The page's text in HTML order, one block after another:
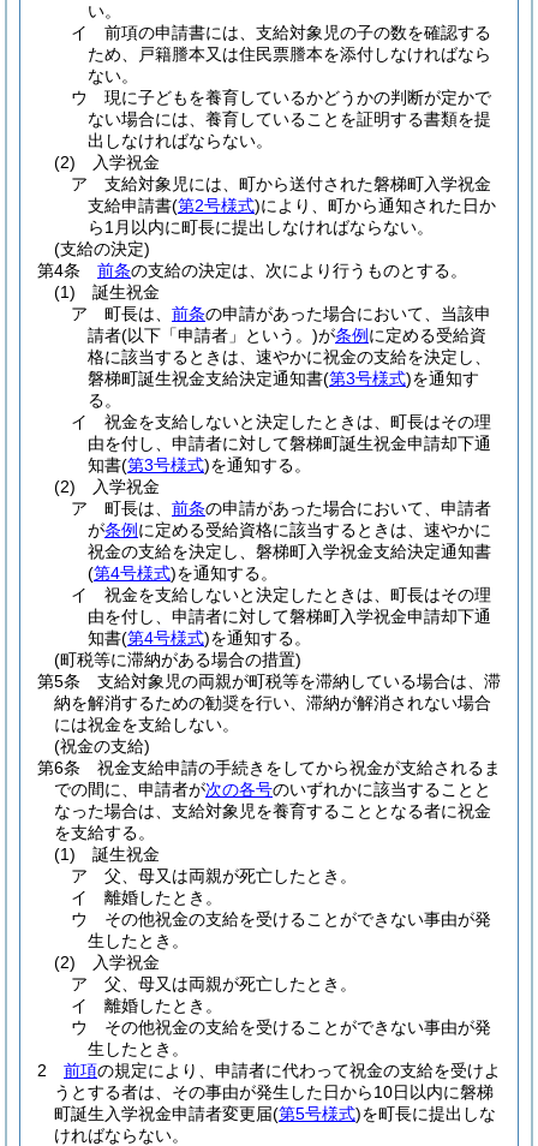
い。
イ
前項の申請書には、支給対象児の子の数を確認する
ため、戸籍謄本又は住民票謄本を添付しなければなら
ない。
ウ
現に子どもを養育しているかどうかの判断が定かで
ない場合には、養育していることを証明する書類を提
出しなければならない。
(2)
入学祝金
ア
支給対象児には、町から送付された磐梯町入学祝金
支給申請書(第2号様式)により、町から通知された日か
ら1月以内に町長に提出しなければならない。
(支給の決定)
第4条
前条の支給の決定は、次により行うものとする。
(1)
誕生祝金
ア
町長は、 前条の申請があった場合において、当該申
請者(以下「申請者」という。)が条例 に定める受給資
格に該当するときは、速やかに祝金の支給を決定し、
磐梯町誕生祝金支給決定通知書(第3号様式)を通知す
る。
イ
祝金を支給しないと決定したときは、町長はその理
由を付し、申請者に対して磐梯町誕生祝金申請却下通
知書(第3号様式)を通知する。
(2)
入学祝金
ア
町長は、 前条の申請があった場合において、申請者
が条例 に定める受給資格に該当するときは、速やかに
祝金の支給を決定し、磐梯町入学祝金支給決定通知書
(第4号様式)を通知する。
イ
祝金を支給しないと決定したときは、町長はその理
由を付し、申請者に対して磐梯町入学祝金申請却下通
知書(第4号様式)を通知する。
(町税等に滞納がある場合の措置)
第5条
支給対象児の両親が町税等を滞納している場合は、滞
納を解消するための勧奨を行い、滞納が解消されない場合
には祝金を支給しない。
(祝金の支給)
第6条
祝金支給申請の手続きをしてから祝金が支給されるま
での間に、申請者が次の各号のいずれかに該当することと
なった場合は、支給対象児を養育することとなる者に祝金
を支給する。
(1)
誕生祝金
ア
父、母又は両親が死亡したとき。
イ
離婚したとき。
ウ
その他祝金の支給を受けることができない事由が発
生したとき。
(2)
入学祝金
ア
父、母又は両親が死亡したとき。
イ
離婚したとき。
ウ
その他祝金の支給を受けることができない事由が発
生したとき。
2
前項の規定により、申請者に代わって祝金の支給を受けよ
うとする者は、その事由が発生した日から10日以内に磐梯
町誕生入学祝金申請者変更届(第5号様式)を町長に提出しな
ければならない。